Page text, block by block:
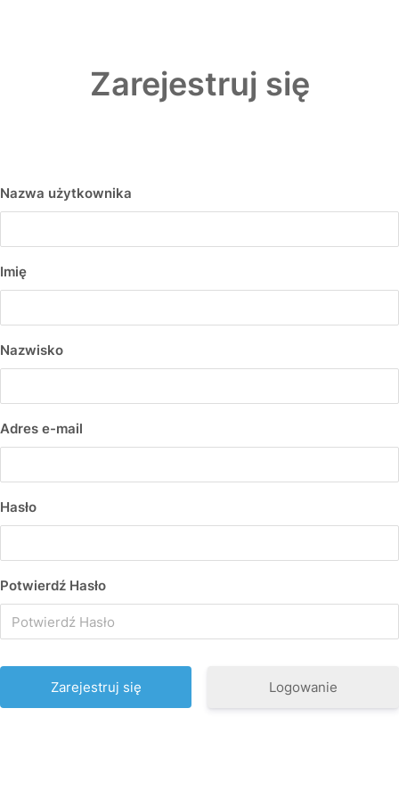
Zarejestruj się
Nazwa użytkownika
Imię
Nazwisko
Adres e-mail
Hasło
Potwierdź Hasło
Logowanie